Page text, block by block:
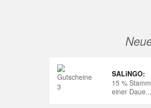
SALiNGO:
15 %
einer Daue...